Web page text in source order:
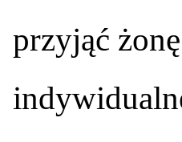
przyjąć